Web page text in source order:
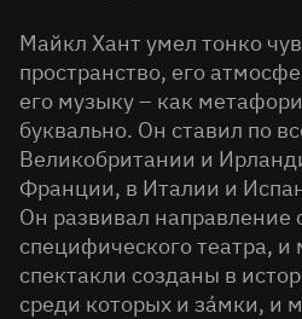
Майкл Хант умел тонко
пространство, его
его музыку – как
буквально. Он ставил по
Великобритании и
Франции, в Италии и
Он развивал направление
специфического театра, и
спектакли созданы в
среди которых и за́мки, и